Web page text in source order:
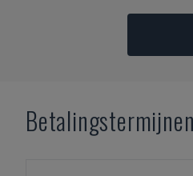
Betalingstermijnen